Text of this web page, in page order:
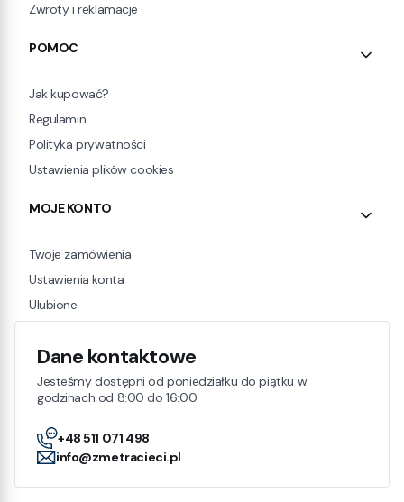
Dane kontaktowe
Jesteśmy dostępni od poniedziałku do piątku w
godzinach od 8:00 do 16:00.
+48 511 071 498
info@zmetracieci.pl
Zwroty i reklamacje
POMOC
Jak kupować?
Regulamin
Polityka prywatności
Ustawienia plików cookies
MOJE KONTO
Twoje zamówienia
Ustawienia konta
Ulubione